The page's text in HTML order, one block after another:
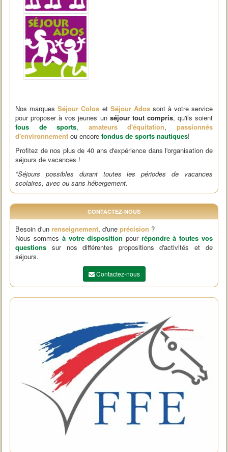
Nos marquesSéjour Colos et Séjour Adossont à votre service
pour proposer à vos jeunes un séjour tout compris, qu'ils soient
fous de sports, amateurs d'équitation, passionnés
d'environnement ou encorefondus de sports nautiques!
Profitez de nos plus de 40 ans d'expérience dans l'organisation de
séjours de vacances !
*Séjours possibles durant toutes les périodes de vacances
scolaires, avec ou sans hébergement.
CONTACTEZ-NOUS
Besoin d'unrenseignement, d'uneprécision ?
Nous sommes à votre disposition pour répondre à toutes vos
questions sur nos différentes propositions d'activités et de
séjours.
Contactez-nous